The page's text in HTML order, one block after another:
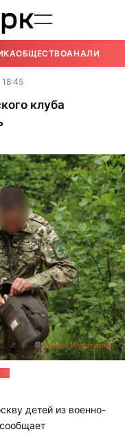
ОБЩЕСТВОАНАЛИТИКА
18:45
клуба
детей из военно-